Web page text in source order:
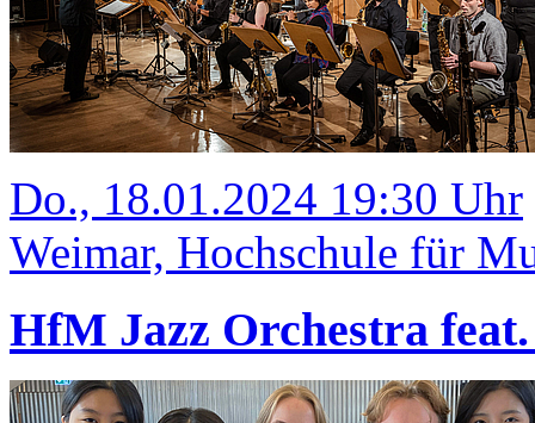
Do., 18.01.2024 19:30 Uhr
Weimar, Hochschule für
HfM Jazz Orchestra